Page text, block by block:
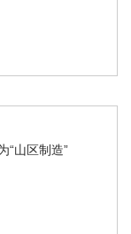
“山区制造”